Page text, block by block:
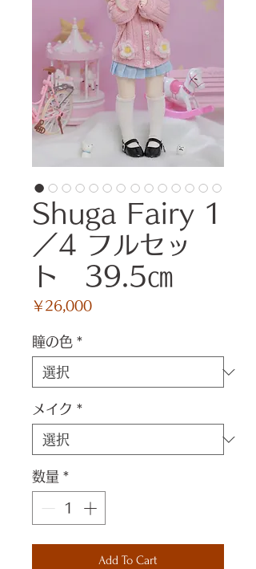
Shuga Fairy 1
／4 フルセッ
ト 39.5㎝
￥26,000価
瞳の色 *
メイク *
数量 *
Add To Cart